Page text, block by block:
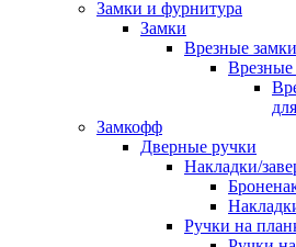
Замки и фурнитура
Замки
Врезные замки
Врезные
Замкофф
Дверные ручки
Накладки/
Ручки на